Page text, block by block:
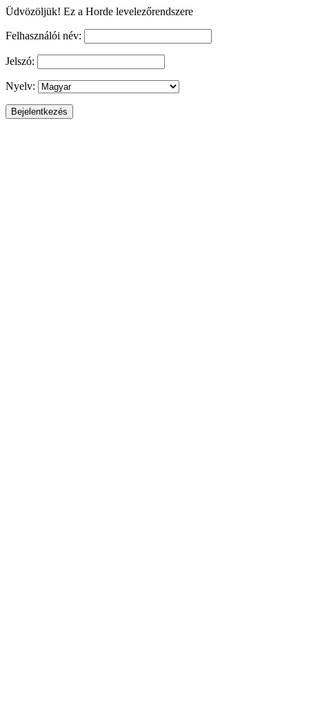
Üdvözöljük! Ez a Horde levelezőrendszere
Felhasználói név:
Jelszó:
Nyelv: